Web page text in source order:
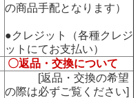
の商品手配となります）
●クレジット（各種クレジ
ットにてお支払い）
〇返品・交換について
[返品・交換の希望
の際は必ずご覧ください]